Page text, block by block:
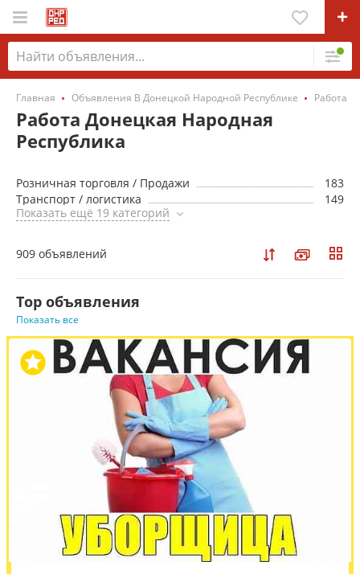
Главная Объявления В Донецкой Народной Республике Работа
Работа Донецкая Народная
Республика
Розничная торговля / Продажи
183
Транспорт / логистика
149
Показать ещё 19 категорий
909 объявлений
Top объявления
Показать все